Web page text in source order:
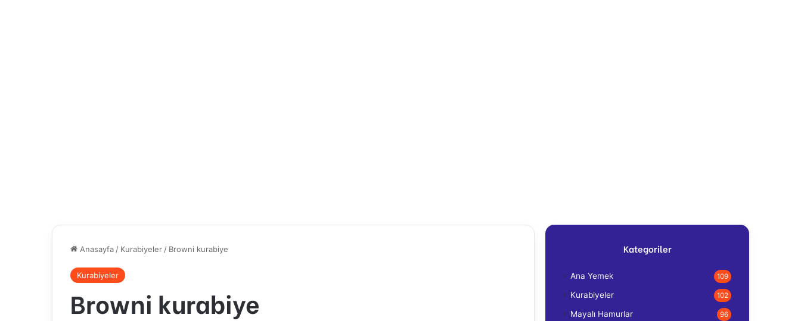
Anasayfa / Kurabiyeler / Browni kurabiye
Kurabiyeler
Browni kurabiye
Kategoriler
Ana Yemek 109
Kurabiyeler 102
Mayalı Hamurlar 96